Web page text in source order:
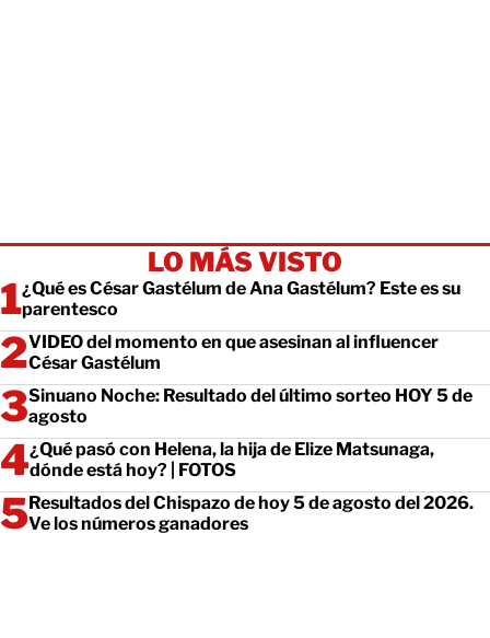
LO MÁS VISTO
¿Qué es César Gastélum de Ana Gastélum? Este es su
parentesco
VIDEO del momento en que asesinan al influencer
César Gastélum
Sinuano Noche: Resultado del último sorteo HOY 5 de
agosto
¿Qué pasó con Helena, la hija de Elize Matsunaga,
dónde está hoy? | FOTOS
Resultados del Chispazo de hoy 5 de agosto del 2026.
Ve los números ganadores